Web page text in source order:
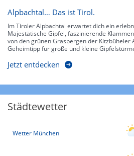
Alpbachtal… Das ist Tirol.
Im Tiroler Alpbachtal erwartet dich ein
Majestätische Gipfel, faszinierende
von den grünen Grasbergen der Kitzbüheler
Geheimtipp für große und kleine
Jetzt entdecken
Städtewetter
Wetter München